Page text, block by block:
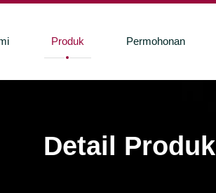
Produk Permohonan
Detail Produk